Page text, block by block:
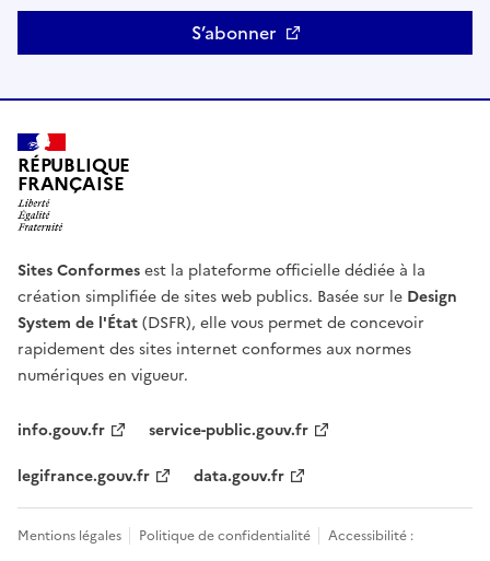
S’abonner
RÉPUBLIQUE
FRANÇAISE
Sites Conformesest la plateforme officielle dédiée à la
création simplifiée de sites web publics. Basée sur le Design
System de l'État(DSFR), elle vous permet de concevoir
rapidement des sites internet conformes aux normes
numériques en vigueur.
info.gouv.fr
service-public.gouv.fr
legifrance.gouv.fr
data.gouv.fr
Mentions légales Politique de confidentialité
Accessibilité :